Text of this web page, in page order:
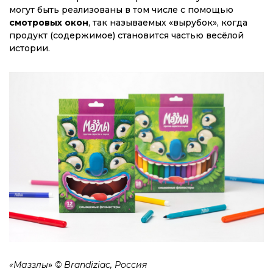
могут быть реализованы в том числе с помощью
смотровых окон, так называемых «вырубок», когда
продукт (содержимое) становится частью весёлой
истории.
«Маззлы» © Brandiziac, Россия